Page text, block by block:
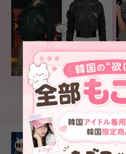
★VIVIZ ウンハ 着用！！
【LOADINGROOM】
PADDED BOMBER JACKET
¥68,000